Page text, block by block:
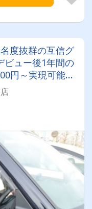
度抜群の互信グ
ビュー後1年間の
円～実現可能◎
迎です♪